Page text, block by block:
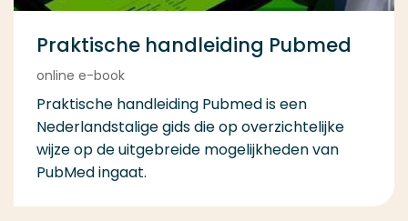
Praktische handleiding Pubmed
online e-book
Praktische handleiding Pubmed is een
Nederlandstalige gids die op overzichtelijke
wijze op de uitgebreide mogelijkheden van
PubMed ingaat.